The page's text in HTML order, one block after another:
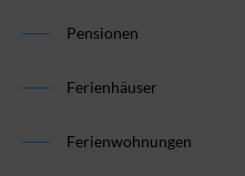
Pensionen
Ferienhäuser
Ferienwohnungen